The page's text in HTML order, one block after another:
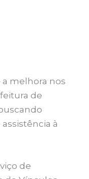
a melhora nos
de
à
de